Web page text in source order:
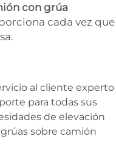
con grúa
cada vez que